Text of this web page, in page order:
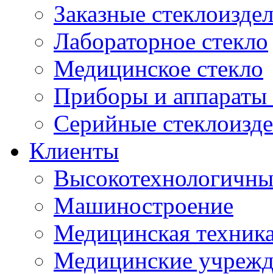
Заказные
Лабораторное стекло
Медицинское стекло
Приборы и аппараты
Серийные
Клиенты
Машиностроение
Медицинская
Медицинские